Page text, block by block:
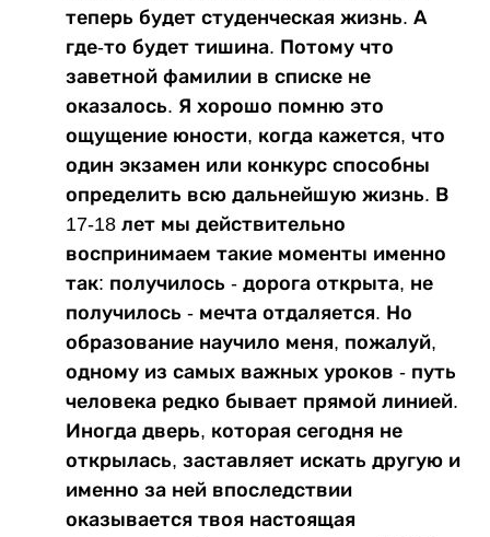
теперь будет студенческая жизнь. А
где-то будет тишина. Потому что
заветной фамилии в списке не
оказалось. Я хорошо помню это
ощущение юности, когда кажется, что
один экзамен или конкурс способны
определить всю дальнейшую жизнь. В
17-18 лет мы действительно
воспринимаем такие моменты именно
так: получилось - дорога открыта, не
получилось - мечта отдаляется. Но
образование научило меня, пожалуй,
одному из самых важных уроков - путь
человека редко бывает прямой линией.
Иногда дверь, которая сегодня не
открылась, заставляет искать другую и
именно за ней впоследствии
оказывается твоя настоящая